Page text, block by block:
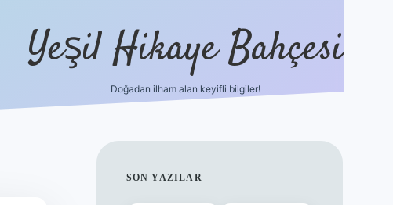
Yeşil Hikaye Bahçesi
Doğadan ilham alan keyifli bilgiler!
SIDEBAR
SON YAZILAR
ilbet güncel giriş adresiilbet